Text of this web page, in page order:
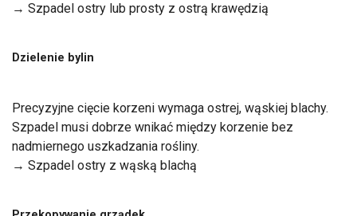
→ Szpadel ostry lub prosty z ostrą krawędzią
Dzielenie bylin
Precyzyjne cięcie korzeni wymaga ostrej, wąskiej blachy.
Szpadel musi dobrze wnikać między korzenie bez
nadmiernego uszkadzania rośliny.
→ Szpadel ostry z wąską blachą